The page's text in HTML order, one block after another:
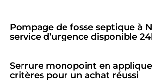
Pompage de fosse septique à
service d’urgence disponible
Serrure monopoint en applique
critères pour un achat réussi